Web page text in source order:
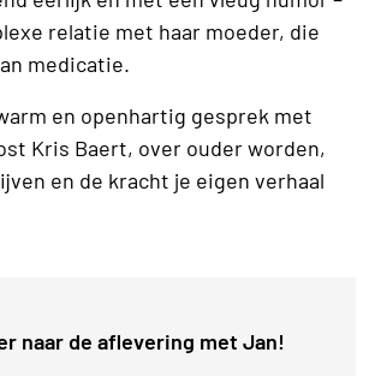
relatie met haar moeder, die
medicatie.
en openhartig gesprek met
Kris Baert, over ouder worden,
en de kracht je eigen verhaal
naar de aflevering met Jan!